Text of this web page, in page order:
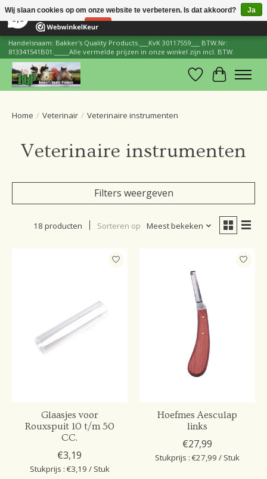
206 Reviews ×
Handelsnaam: Bakker's Quality Products.___KvK 30117559___ BTW.Nr:
813341541B01._____Alle vermelde prijzen in onze winkel zijn incl. BTW.
Verlanglijst
Home / Veterinair / Veterinaire instrumenten
Veterinaire instrumenten
Filters weergeven
18 producten Sorteren op Meest bekeken
Glaasjes voor
Rouxspuit 10 t/m 50
CC.
€3,19
Stukprijs : €3,19 / Stuk
Hoefmes Aesculap
links
€27,99
Stukprijs : €27,99 / Stuk
Wij slaan cookies op om onze website te verbeteren. Is dat akkoord?
Ja
Nee